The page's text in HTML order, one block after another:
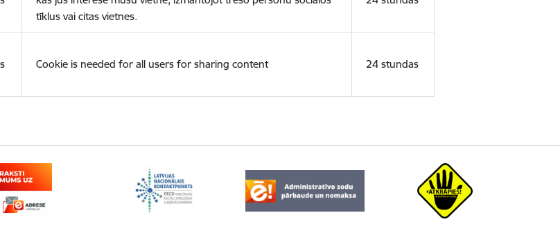
tīklus vai citas vietnes.
Cookie is needed for all users for sharing content 24 stundas